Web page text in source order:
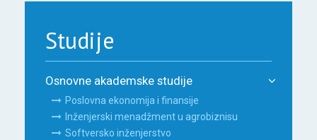
Studije
Osnovne akademske studije
Poslovna ekonomija i finansije
Inženjerski menadžment u agrobiznisu
Softversko inženjerstvo